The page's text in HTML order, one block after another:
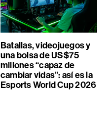
Batallas, videojuegos y
una bolsa de US$75
millones “capaz de
cambiar vidas”: así es la
Esports World Cup 2026